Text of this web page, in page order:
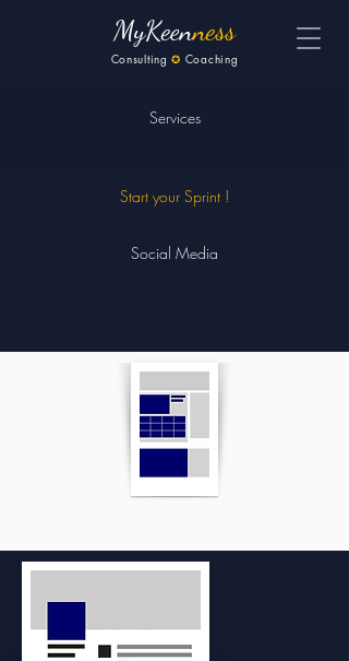
MyKeenness
Consulting ✪ Coaching
Services
Start your Sprint !
Social Media